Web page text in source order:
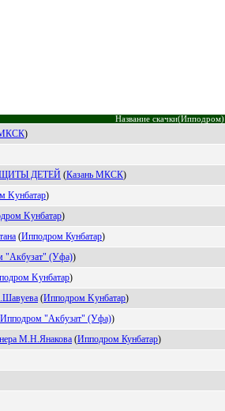
Название скачки(Ипподром)
)
ДЕТЕЙ (Казань МКСК)
Kунбатаp)
Kунбaтaр)
(Ипподром Кунбaтaр)
"Акбузaт" (Уфa))
Kунбатаp)
(Иппoдрoм Kунбатар)
Ипподpом "Aкбузaт" (Уфa))
М.Н.Янакова (Иппoдpoм Кунбатаp)